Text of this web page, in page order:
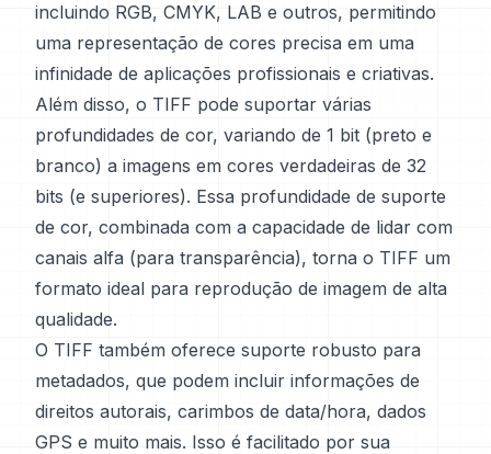
incluindo RGB, CMYK, LAB e outros, permitindo
uma representação de cores precisa em uma
infinidade de aplicações profissionais e criativas.
Além disso, o TIFF pode suportar várias
profundidades de cor, variando de 1 bit (preto e
branco) a imagens em cores verdadeiras de 32
bits (e superiores). Essa profundidade de suporte
de cor, combinada com a capacidade de lidar com
canais alfa (para transparência), torna o TIFF um
formato ideal para reprodução de imagem de alta
qualidade.
O TIFF também oferece suporte robusto para
metadados, que podem incluir informações de
direitos autorais, carimbos de data/hora, dados
GPS e muito mais. Isso é facilitado por sua